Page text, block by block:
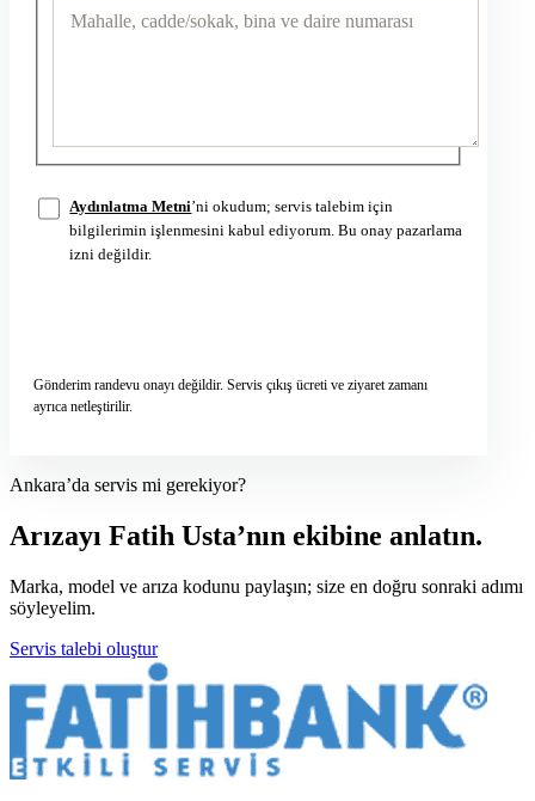
Aydınlatma Metni’ni okudum; servis talebim için
bilgilerimin işlenmesini kabul ediyorum. Bu onay pazarlama
izni değildir.
Gönderim randevu onayı değildir. Servis çıkış ücreti ve ziyaret zamanı
ayrıca netleştirilir.
Ankara’da servis mi gerekiyor?
Arızayı Fatih Usta’nın ekibine anlatın.
Marka, model ve arıza kodunu paylaşın; size en doğru sonraki adımı
söyleyelim.
Servis talebi oluştur